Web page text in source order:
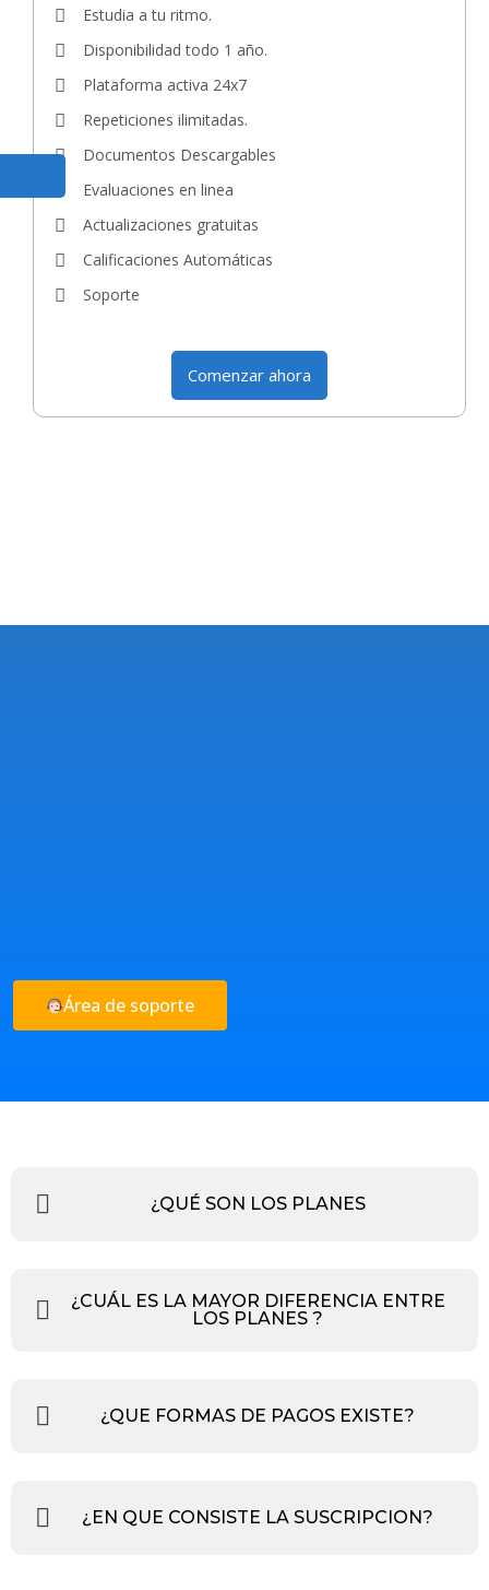
Estudia a tu ritmo.
Disponibilidad todo 1 año.
Plataforma activa 24x7
Repeticiones ilimitadas.
Documentos Descargables
Evaluaciones en linea
Actualizaciones gratuitas
Calificaciones Automáticas
Soporte
Comenzar ahora
Área de soporte
¿QUÉ SON LOS PLANES
¿CUÁL ES LA MAYOR DIFERENCIA ENTRE
LOS PLANES ?
¿QUE FORMAS DE PAGOS EXISTE?
¿EN QUE CONSISTE LA SUSCRIPCION?